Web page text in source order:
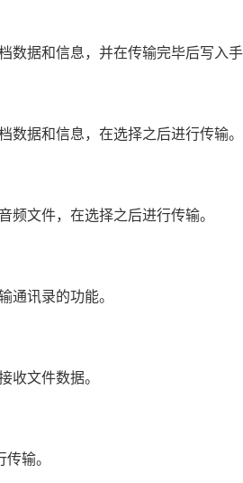
数据和信息，并在传输完毕后写入
据和信息，在选择之后进行传输。
文件，在选择之后进行传输。
通讯录的功能。
收文件数据。
输。